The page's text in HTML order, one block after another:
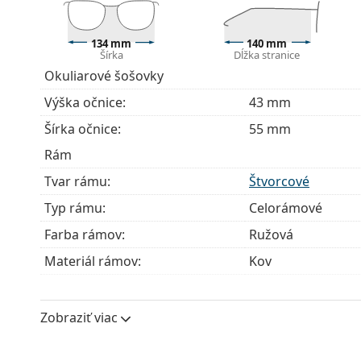
Okuliare dodávame s originálnym puzdrom.
Handrička, ktorá je súčasťou balenia, je ideálna
modely môžu namiesto handričky obsahovať
Ide o zdravotnícku pomôcku. Pred použitím si
134 mm
Šírka
140 mm
Dĺžka stranice
Okuliarové šošovky
Výška očnice:
43 mm
Šírka očnice:
55 mm
Rám
Tvar rámu:
Štvorcové
Typ rámu:
Celorámové
Farba rámov:
Ružová
Materiál rámov:
Kov
Šírka:
Zobraziť viac